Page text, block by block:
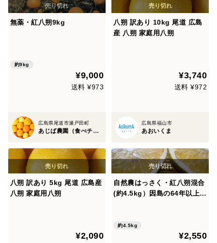
無薬・紅八朔9kg
約9kg
¥9,000
送料 ¥973
広島県尾道市瀬戸田町
あじば農園（食べチョク）
八朔 訳あり 10kg 尾道 広島
産 八朔 家庭用八朔
¥3,740
送料 ¥972
広島県福山市
あおいくま
八朔 訳あり 5kg 尾道 広島産
八朔 家庭用八朔
¥2,090
自然農はっさく・紅八朔混合
(約4.5kg）因島の64年以上農
ない国立公園内
約4.5kg
¥2,550